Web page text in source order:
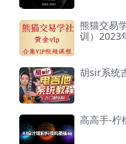
熊猫交易
训）2023
胡sir系统
高高手-柠